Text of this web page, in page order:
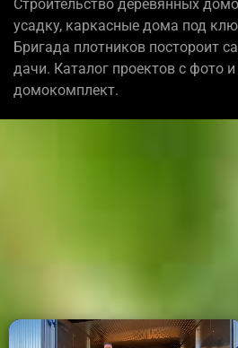
Строительство деревянных
усадку, каркасные дома под
Бригада плотников постороит
дачи. Каталог проектов с фото
домокомплект.